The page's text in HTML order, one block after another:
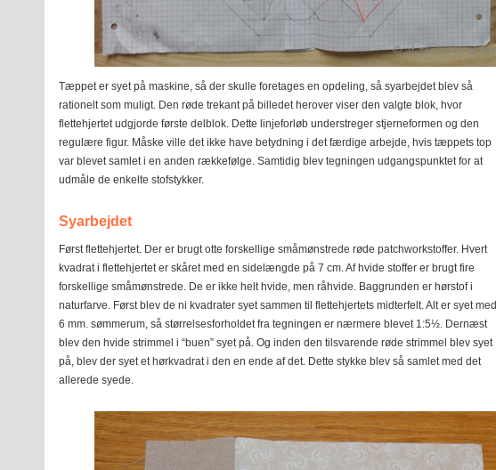
Tæppet er syet på maskine, så der skulle foretages en opdeling, så syarbejdet blev så
rationelt som muligt. Den røde trekant på billedet herover viser den valgte blok, hvor
flettehjertet udgjorde første delblok. Dette linjeforløb understreger stjerneformen og den
regulære figur. Måske ville det ikke have betydning i det færdige arbejde, hvis tæppets top
var blevet samlet i en anden rækkefølge. Samtidig blev tegningen udgangspunktet for at
udmåle de enkelte stofstykker.
Syarbejdet
Først flettehjertet. Der er brugt otte forskellige småmønstrede røde patchworkstoffer. Hvert
kvadrat i flettehjertet er skåret med en sidelængde på 7 cm. Af hvide stoffer er brugt fire
forskellige småmønstrede. De er ikke helt hvide, men råhvide. Baggrunden er hørstof i
naturfarve. Først blev de ni kvadrater syet sammen til flettehjertets midterfelt. Alt er syet med
6 mm. sømmerum, så størrelsesforholdet fra tegningen er nærmere blevet 1:5½. Dernæst
blev den hvide strimmel i “buen” syet på. Og inden den tilsvarende røde strimmel blev syet
på, blev der syet et hørkvadrat i den en ende af det. Dette stykke blev så samlet med det
allerede syede.